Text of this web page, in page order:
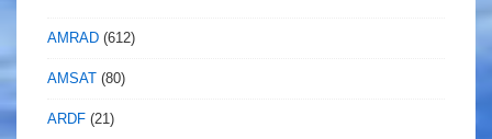
AMRAD (612)
AMSAT (80)
ARDF (21)